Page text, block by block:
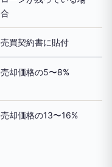
合
売買契約書に貼付
売却価格の5〜8%
売却価格の13〜16%